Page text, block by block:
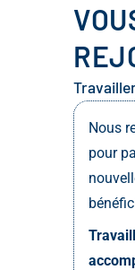
Nous
pour